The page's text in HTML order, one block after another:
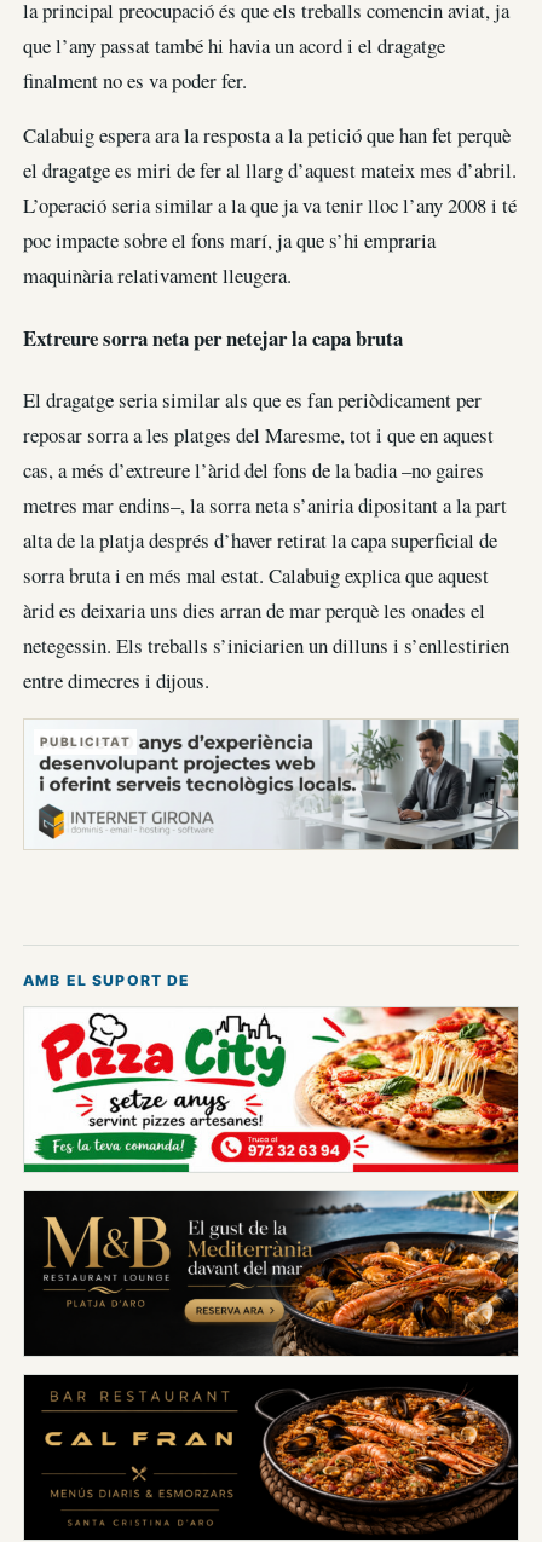
la principal preocupació és que els treballs comencin aviat, ja
que l’any passat també hi havia un acord i el dragatge
finalment no es va poder fer.
Calabuig espera ara la resposta a la petició que han fet perquè
el dragatge es miri de fer al llarg d’aquest mateix mes d’abril.
L’operació seria similar a la que ja va tenir lloc l’any 2008 i té
poc impacte sobre el fons marí, ja que s’hi empraria
maquinària relativament lleugera.
Extreure sorra neta per netejar la capa bruta
El dragatge seria similar als que es fan periòdicament per
reposar sorra a les platges del Maresme, tot i que en aquest
cas, a més d’extreure l’àrid del fons de la badia –no gaires
metres mar endins–, la sorra neta s’aniria dipositant a la part
alta de la platja després d’haver retirat la capa superficial de
sorra bruta i en més mal estat. Calabuig explica que aquest
àrid es deixaria uns dies arran de mar perquè les onades el
netegessin. Els treballs s’iniciarien un dilluns i s’enllestirien
entre dimecres i dijous.
PUBLICITAT
AMB EL SUPORT DE